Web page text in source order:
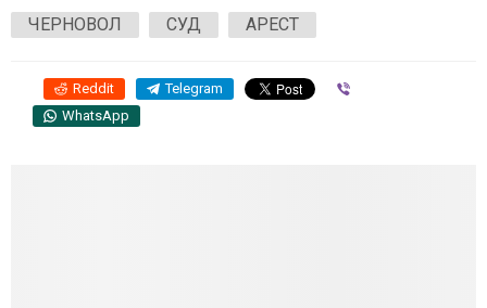
ЧЕРНОВОЛ
СУД АРЕСТ
Reddit Telegram
WhatsApp